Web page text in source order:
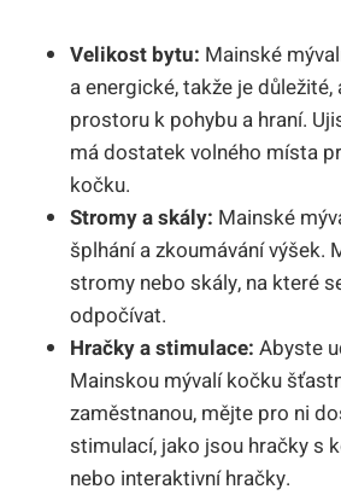
Velikost bytu: Mainské
a energické, takže je
prostoru k pohybu a hraní.
má dostatek volného místa
kočku.
Stromy a skály: Mainské
šplhání a zkoumávání výšek.
stromy nebo skály, na které
odpočívat.
Hračky a stimulace: Abyste
Mainskou mývalí kočku
zaměstnanou, mějte pro ni
stimulací, jako jsou hračky s
nebo interaktivní hračky.